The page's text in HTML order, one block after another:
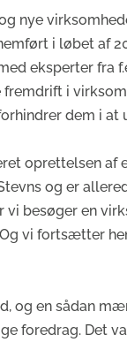
nye
i løbet af
eksperter fra
i
dem i
oprettelsen af
og er
vi besøger en
vi fortsætter
og en sådan
foredrag. Det